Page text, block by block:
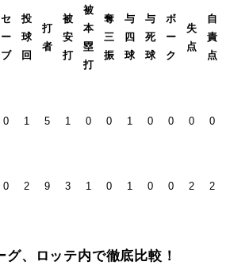
セ
ー
ブ
投
球
回
打
者
被
安
打
被
本
塁
打
奪
三
振
与
四
球
与
死
球
ボ
ー
ク
失
点
自
責
点
0 1 5 1 0 0 1 0 0 0 0
0 2 9 3 1 0 1 0 0 2 2
、ロッテ内で徹底比較！